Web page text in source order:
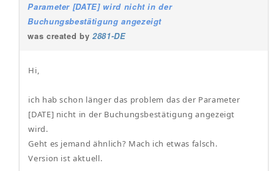
Parameter [DATE] wird nicht in der
Buchungsbestätigung angezeigt
was created by2881-DE
Hi,
ich hab schon länger das problem das der Parameter
[DATE] nicht in der Buchungsbestätigung angezeigt
wird.
Geht es jemand ähnlich? Mach ich etwas falsch.
Version ist aktuell.